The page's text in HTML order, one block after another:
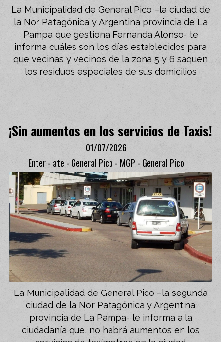
La Municipalidad de General Pico –la ciudad de
la Nor Patagónica y Argentina provincia de La
Pampa que gestiona Fernanda Alonso- te
informa cuáles son los días establecidos para
que vecinas y vecinos de la zona 5 y 6 saquen
los residuos especiales de sus domicilios
¡Sin aumentos en los servicios de Taxis!
Enter - ate - General Pico - MGP - General Pico
01/07/2026
La Municipalidad de General Pico –la segunda
ciudad de la Nor Patagónica y Argentina
provincia de La Pampa- le informa a la
ciudadanía que, no habrá aumentos en los